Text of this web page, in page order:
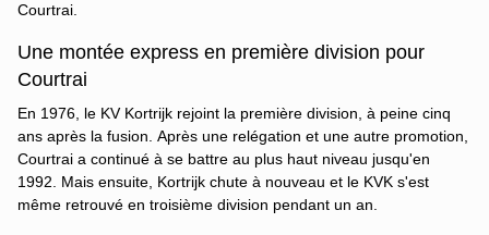
Courtrai.
Une montée express en première division pour
Courtrai
En 1976, le KV Kortrijk rejoint la première division, à peine cinq
ans après la fusion. Après une relégation et une autre promotion,
Courtrai a continué à se battre au plus haut niveau jusqu'en
1992. Mais ensuite, Kortrijk chute à nouveau et le KVK s'est
même retrouvé en troisième division pendant un an.